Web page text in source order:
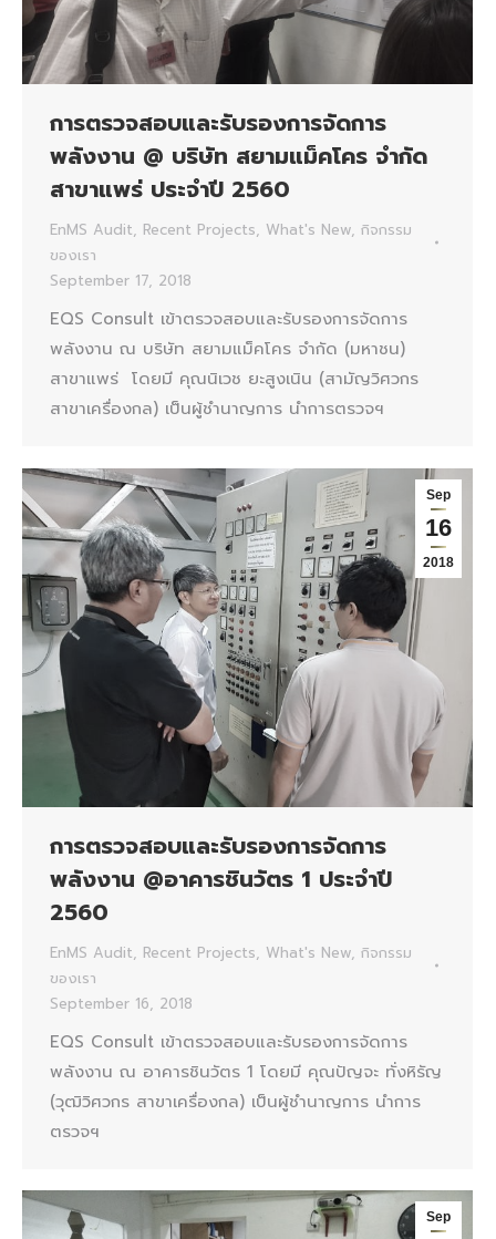
การตรวจสอบและรับรองการจัดการ
พลังงาน @ บริษัท สยามแม็คโคร จำกัด
สาขาแพร่ ประจำปี 2560
EnMS Audit, Recent Projects, What's New, กิจกรรม
ของเรา
September 17, 2018
EQS Consult เข้าตรวจสอบและรับรองการจัดการ
พลังงาน ณ บริษัท สยามแม็คโคร จำกัด (มหาชน)
สาขาแพร่ โดยมี คุณนิเวช ยะสูงเนิน (สามัญวิศวกร
สาขาเครื่องกล) เป็นผู้ชำนาญการ นำการตรวจฯ
Sep
16
2018
การตรวจสอบและรับรองการจัดการ
พลังงาน @อาคารชินวัตร 1 ประจำปี
2560
EnMS Audit, Recent Projects, What's New, กิจกรรม
ของเรา
September 16, 2018
EQS Consult เข้าตรวจสอบและรับรองการจัดการ
พลังงาน ณ อาคารชินวัตร 1 โดยมี คุณปัญจะ ทั่งหิรัญ
(วุฒิวิศวกร สาขาเครื่องกล) เป็นผู้ชำนาญการ นำการ
ตรวจฯ
Sep